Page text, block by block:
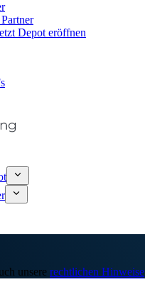
Depot eröffnen
unsere rechtlichen Hinweise